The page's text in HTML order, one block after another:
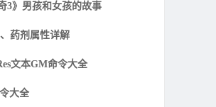
3》男孩和女孩的故事
药剂属性详解
文本GM命令大全
大全